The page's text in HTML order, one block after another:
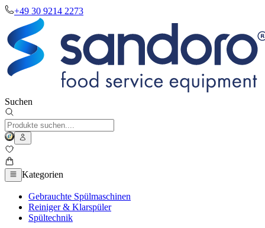
+49 30 9214 2273
Suchen
Kategorien
Gebrauchte Spülmaschinen
Reiniger & Klarspüler
Spültechnik